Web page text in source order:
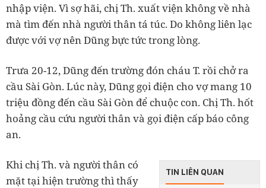
nhập viện. Vì sợ hãi, chị Th. xuất viện không về nhà
mà tìm đến nhà người thân tá túc. Do không liên lạc
được với vợ nên Dũng bực tức trong lòng.
Trưa 20-12, Dũng đến trường đón cháu T. rồi chở ra
cầu Sài Gòn. Lúc này, Dũng gọi điện cho vợ mang 10
triệu đồng đến cầu Sài Gòn để chuộc con. Chị Th. hốt
hoảng cầu cứu người thân và gọi điện cấp báo công
an.
TIN LIÊN QUAN
Khi chị Th. và người thân có
mặt tại hiện trường thì thấy